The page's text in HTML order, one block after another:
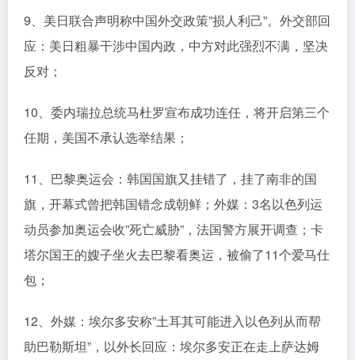
9、美日联合声明称中国外交政策”损人利己”。外交部回
应：美日粗暴干涉中国内政，中方对此强烈不满，坚决
反对；
10、委内瑞拉总统马杜罗宣布成功连任，将开启第三个
任期，美国不承认选举结果；
11、巴黎奥运会：韩国国旗又挂错了，挂了南非的国
旗，开幕式曾把韩国错念成朝鲜；外媒：3名以色列运
动员参加奥运会收”死亡威胁”，法国警方展开调查；卡
塔尔国王的嫂子坐火去巴黎看奥运，被偷了11个爱马仕
包；
12、外媒：埃尔多安称”土耳其可能进入以色列从而帮
助巴勒斯坦”，以外长回应：埃尔多安正在走上萨达姆